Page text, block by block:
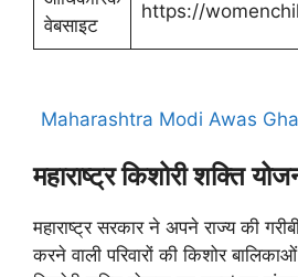
वेबसाइट
https://
Maharashtra Modi Awas
महाराष्ट्र किशोरी शक्ति
महाराष्ट्र सरकार ने अपने राज्य की
करने वाली परिवारों की किशोर बालिकाओं